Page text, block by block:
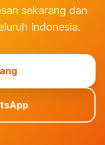
sekarang dan
Indonesia.